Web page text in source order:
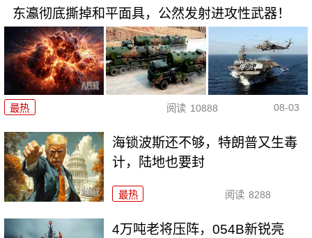
东瀛彻底撕掉和平面具，公然发射进攻性武器！
最热 阅读 10888 08-03
海锁波斯还不够，特朗普又生毒
计，陆地也要封
最热 阅读 8288
4万吨老将压阵，054B新锐亮